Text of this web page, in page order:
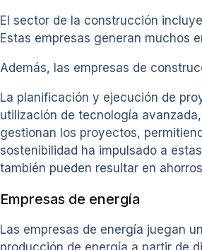
El sector de la construcción
Estas empresas generan muchos
Además, las empresas de
La planificación y ejecución de
utilización de tecnología
gestionan los proyectos,
sostenibilidad ha impulsado a
también pueden resultar en
Empresas de energía
Las empresas de energía juegan